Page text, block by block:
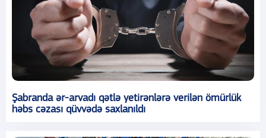
Şabranda ər-arvadı qətlə yetirənlərə verilən ömürlük
həbs cəzası qüvvədə saxlanıldı